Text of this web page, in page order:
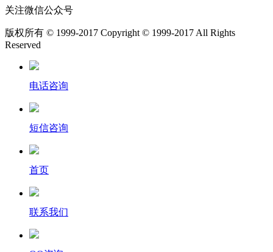
关注微信公众号
版权所有 © 1999-2017 Copyright © 1999-2017 All Rights
Reserved
电话咨询
短信咨询
首页
联系我们